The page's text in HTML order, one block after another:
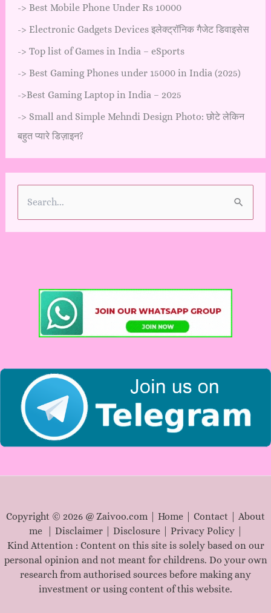
-> Best Mobile Phone Under Rs 10000
-> Electronic Gadgets Devices इलेक्ट्रॉनिक गैजेट डिवाइसेस
-> Top list of Games in India – eSports
-> Best Gaming Phones under 15000 in India (2025)
->Best Gaming Laptop in India – 2025
-> Small and Simple Mehndi Design Photo: छोटे लेकिन
बहुत प्यारे डिज़ाइन?
Copyright © 2026 @ Zaivoo.com | Home Contact
About
me
Disclaimer| Disclosure| Privacy Policy|
Kind Attention : Content on this site is solely based on our
personal opinion and not meant for childrens. Do your own
research from authorised sources before making any
investment or using content of this website.